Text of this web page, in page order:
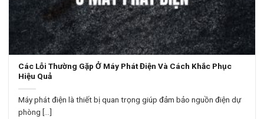
Các Lỗi Thường Gặp Ở Máy Phát Điện Và Cách Khắc Phục
Hiệu Quả
Máy phát điện là thiết bị quan trọng giúp đảm bảo nguồn điện dự
phòng [...]